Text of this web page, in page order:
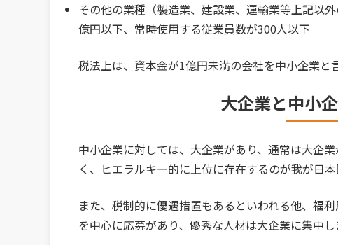
その他の業種（製造業、建設業、運輸業等上記以
億円以下、常時使用する従業員数が300人以下
税法上は、資本金が1億円未満の会社を中小企業と
大企業と中小
中小企業に対しては、大企業があり、通常は大企
く、ヒエラルキー的に上位に存在するのが我が日本
また、税制的に優遇措置もあるといわれる他、福
を中心に応募があり、優秀な人材は大企業に集中し